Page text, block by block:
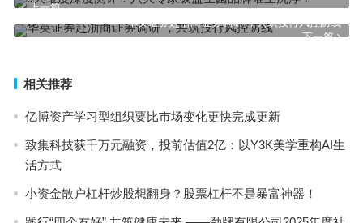
上一篇
下一篇
华英证券赴浙商证券调研 ，共筑投行风控防线
相关推荐
亿博资产学习型组织要比市场变化更快完成更新
致集科技获千万元融资，投前估值2亿：以Y3K美学重构AI生
活方式
小资金散户杠杆炒股想翻身？股票杠杆不是暴富神器！